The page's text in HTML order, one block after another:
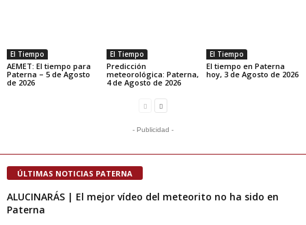
El Tiempo
AEMET: El tiempo para
Paterna – 5 de Agosto
de 2026
El Tiempo
Predicción
meteorológica: Paterna,
4 de Agosto de 2026
El Tiempo
El tiempo en Paterna
hoy, 3 de Agosto de 2026
- Publicidad -
ÚLTIMAS NOTICIAS PATERNA
ALUCINARÁS | El mejor vídeo del meteorito no ha sido en
Paterna